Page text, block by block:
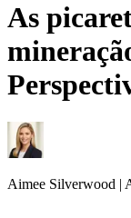
As
Aimee Silverwood |